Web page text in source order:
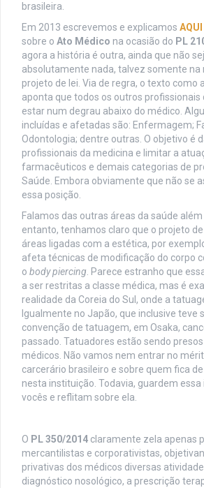
brasileira.
Em 2013 escrevemos e explicamos AQUI
sobre o Ato Médico na ocasião do PL
agora a história é outra, ainda que não
absolutamente nada, talvez somente na
projeto de lei. Via de regra, o texto como
aponta que todos os outros profissionais
estar num degrau abaixo do médico.
incluídas e afetadas são: Enfermagem;
Odontologia; dentre outras. O objetivo é
profissionais da medicina e limitar a
farmacêuticos e demais categorias de
Saúde. Embora obviamente que não se
essa posição.
Falamos das outras áreas da saúde
entanto, tenhamos claro que o projeto
áreas ligadas com a estética, por
afeta técnicas de modificação do corpo
o body piercing . Parece estranho que
a ser restritas a classe médica, mas é
realidade da Coreia do Sul, onde a
Igualmente no Japão, que inclusive teve
convenção de tatuagem, em Osaka,
passado. Tatuadores estão sendo
médicos. Não vamos nem entrar no
carcerário brasileiro e sobre quem fica
nesta instituição. Todavia, guardem
vocês e reflitam sobre ela.
O PL 350/2014 claramente zela apenas
mercantilistas e corporativistas,
privativas dos médicos diversas
diagnóstico nosológico, a prescrição